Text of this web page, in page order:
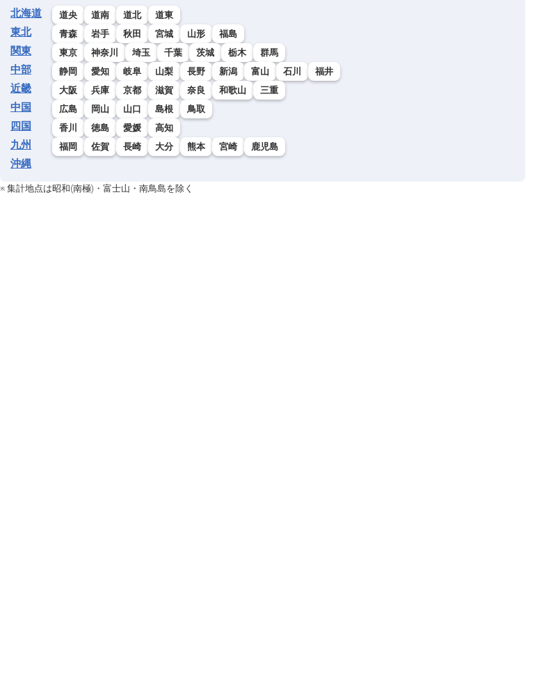
12 千葉
佐倉
14 千葉
15 千葉
北海道 道央 道南 道北 道東
東北 青森 岩手 秋田 宮城 山形 福島
関東 東京 神奈川 埼玉 千葉 茨城 栃木 群馬
中部 静岡 愛知 岐阜 山梨 長野 新潟 富山 石川 福井
近畿 大阪 兵庫 京都 滋賀 奈良 和歌山 三重
中国 広島 岡山 山口 島根 鳥取
四国 香川 徳島 愛媛 高知
九州 福岡 佐賀 長崎 大分 熊本 宮崎 鹿児島
沖縄
※ 集計地点は昭和(南極)・富士山・南鳥島を除く